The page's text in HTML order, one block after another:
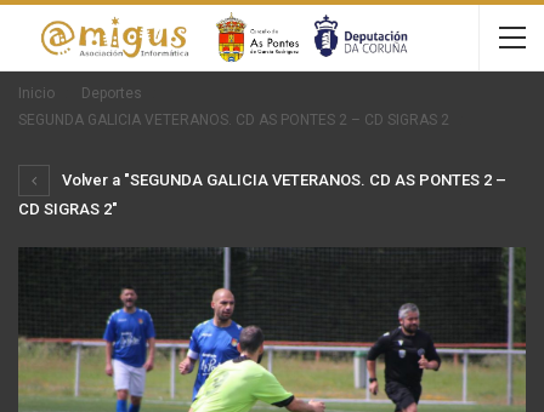
Inicio
Deportes
SEGUNDA GALICIA VETERANOS. CD AS PONTES 2 – CD SIGRAS 2
Volver a "SEGUNDA GALICIA VETERANOS. CD AS PONTES 2 –
CD SIGRAS 2"